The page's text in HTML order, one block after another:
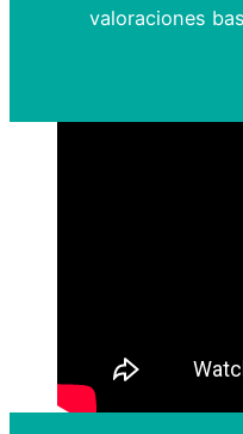
valoraciones